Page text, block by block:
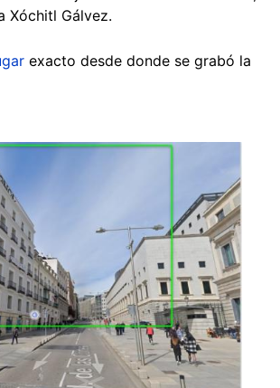
Xóchitl Gálvez.
exacto desde donde se grabó la